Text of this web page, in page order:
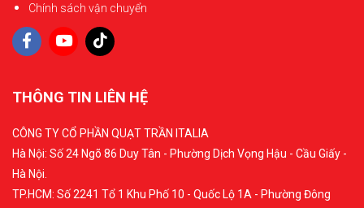
Chính sách vận chuyển
THÔNG TIN LIÊN HỆ
CÔNG TY CỔ PHẦN QUẠT TRẦN ITALIA
Hà Nội: Số 24 Ngõ 86 Duy Tân - Phường Dịch Vọng Hậu - Cầu Giấy -
Hà Nội.
TP.HCM: Số 2241 Tổ 1 Khu Phố 10 - Quốc Lộ 1A - Phường Đông